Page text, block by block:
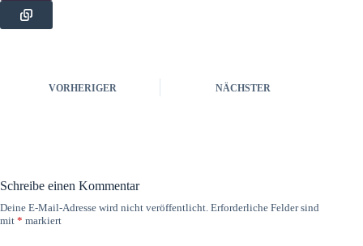
VORHERIGER NÄCHSTER
Schreibe einen Kommentar
Deine E-Mail-Adresse wird nicht veröffentlicht. Erforderliche Felder sind
mit * markiert